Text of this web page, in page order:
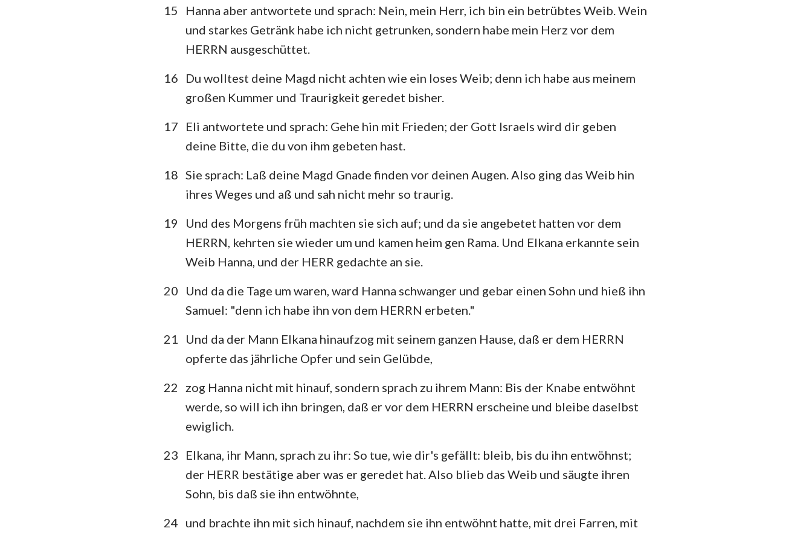
15
Hanna aber antwortete und sprach: Nein, mein Herr, ich bin ein betrübtes Weib. Wein
und starkes Getränk habe ich nicht getrunken, sondern habe mein Herz vor dem
HERRN ausgeschüttet.
16
Du wolltest deine Magd nicht achten wie ein loses Weib; denn ich habe aus meinem
großen Kummer und Traurigkeit geredet bisher.
17
Eli antwortete und sprach: Gehe hin mit Frieden; der Gott Israels wird dir geben
deine Bitte, die du von ihm gebeten hast.
18 Sie sprach: Laß deine Magd Gnade finden vor deinen Augen. Also ging das Weib hin
ihres Weges und aß und sah nicht mehr so traurig.
19
Und des Morgens früh machten sie sich auf; und da sie angebetet hatten vor dem
HERRN, kehrten sie wieder um und kamen heim gen Rama. Und Elkana erkannte sein
Weib Hanna, und der HERR gedachte an sie.
20
Und da die Tage um waren, ward Hanna schwanger und gebar einen Sohn und hieß ihn
Samuel: "denn ich habe ihn von dem HERRN erbeten."
21
Und da der Mann Elkana hinaufzog mit seinem ganzen Hause, daß er dem HERRN
opferte das jährliche Opfer und sein Gelübde,
22
zog Hanna nicht mit hinauf, sondern sprach zu ihrem Mann: Bis der Knabe entwöhnt
werde, so will ich ihn bringen, daß er vor dem HERRN erscheine und bleibe daselbst
ewiglich.
23
Elkana, ihr Mann, sprach zu ihr: So tue, wie dir's gefällt: bleib, bis du ihn entwöhnst;
der HERR bestätige aber was er geredet hat. Also blieb das Weib und säugte ihren
Sohn, bis daß sie ihn entwöhnte,
24 und brachte ihn mit sich hinauf, nachdem sie ihn entwöhnt hatte, mit drei Farren, mit